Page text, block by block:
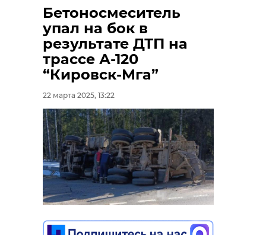
Бетоносмеситель
упал на бок в
результате ДТП на
трассе А-120
“Кировск-Мга”
22 марта 2025, 13:22
экспофорум зоошоу
животные фото
Поделиться статьей:
точно знаем —
"домашний" урожай
всегда самый
вкусный,
добавил Сергей
Перминов, сенатор
РФ от Ленобласти
ленобласть
посевная кампания
сергей перминов